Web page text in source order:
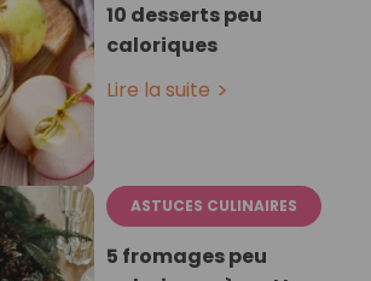
10 desserts peu
caloriques
Lire la suite
ASTUCES CULINAIRES
5 fromages peu